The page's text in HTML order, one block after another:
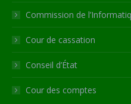
Commission de
Cour de cassation
Conseil d’État
Cour des comptes